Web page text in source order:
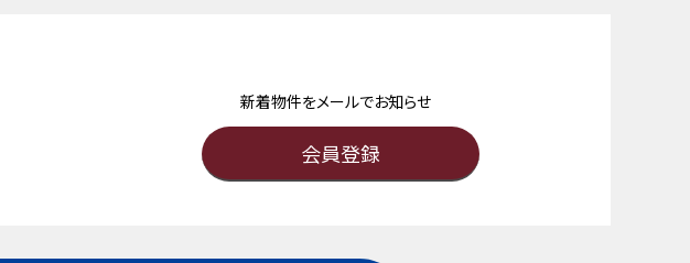
新着物件をメールでお知らせ
会員登録